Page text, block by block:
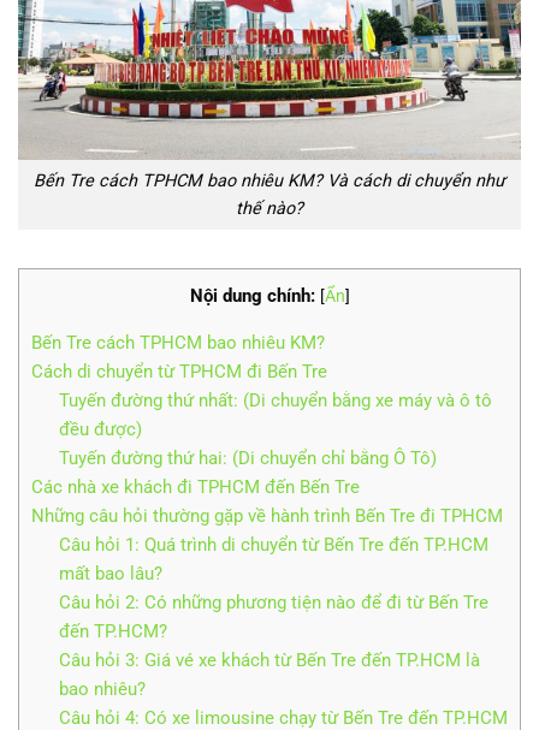
Bến Tre cách TPHCM bao nhiêu KM? Và cách di chuyển như
thế nào?
Nội dung chính: [Ẩn]
Bến Tre cách TPHCM bao nhiêu KM?
Cách di chuyển từ TPHCM đi Bến Tre
Tuyến đường thứ nhất: (Di chuyển bằng xe máy và ô tô
đều được)
Tuyến đường thứ hai: (Di chuyển chỉ bằng Ô Tô)
Các nhà xe khách đi TPHCM đến Bến Tre
Những câu hỏi thường gặp về hành trình Bến Tre đi TPHCM
Câu hỏi 1: Quá trình di chuyển từ Bến Tre đến TP.HCM
mất bao lâu?
Câu hỏi 2: Có những phương tiện nào để đi từ Bến Tre
đến TP.HCM?
Câu hỏi 3: Giá vé xe khách từ Bến Tre đến TP.HCM là
bao nhiêu?
Câu hỏi 4: Có xe limousine chạy từ Bến Tre đến TP.HCM